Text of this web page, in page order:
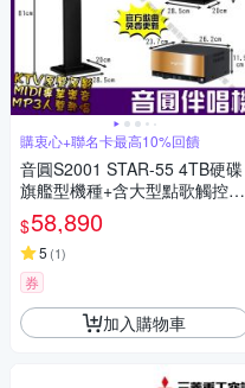
購衷心+聯名卡最高10%回饋
音圓S2001 STAR-55 4TB硬碟
旗艦型機種+含大型點歌觸控螢
幕(落地長支架)卡拉OK點歌專
業型伴唱機/音響設備
$58,890
5 (1)
券
加入購物車